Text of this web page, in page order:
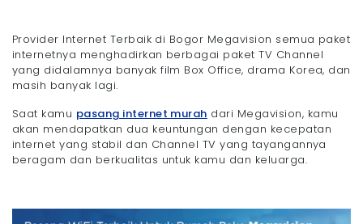
Provider Internet Terbaik di Bogor Megavision semua paket
internetnya menghadirkan berbagai paket TV Channel
yang didalamnya banyak film Box Office, drama Korea, dan
masih banyak lagi.
Saat kamu pasang internet murah dari Megavision, kamu
akan mendapatkan dua keuntungan dengan kecepatan
internet yang stabil dan Channel TV yang tayangannya
beragam dan berkualitas untuk kamu dan keluarga.